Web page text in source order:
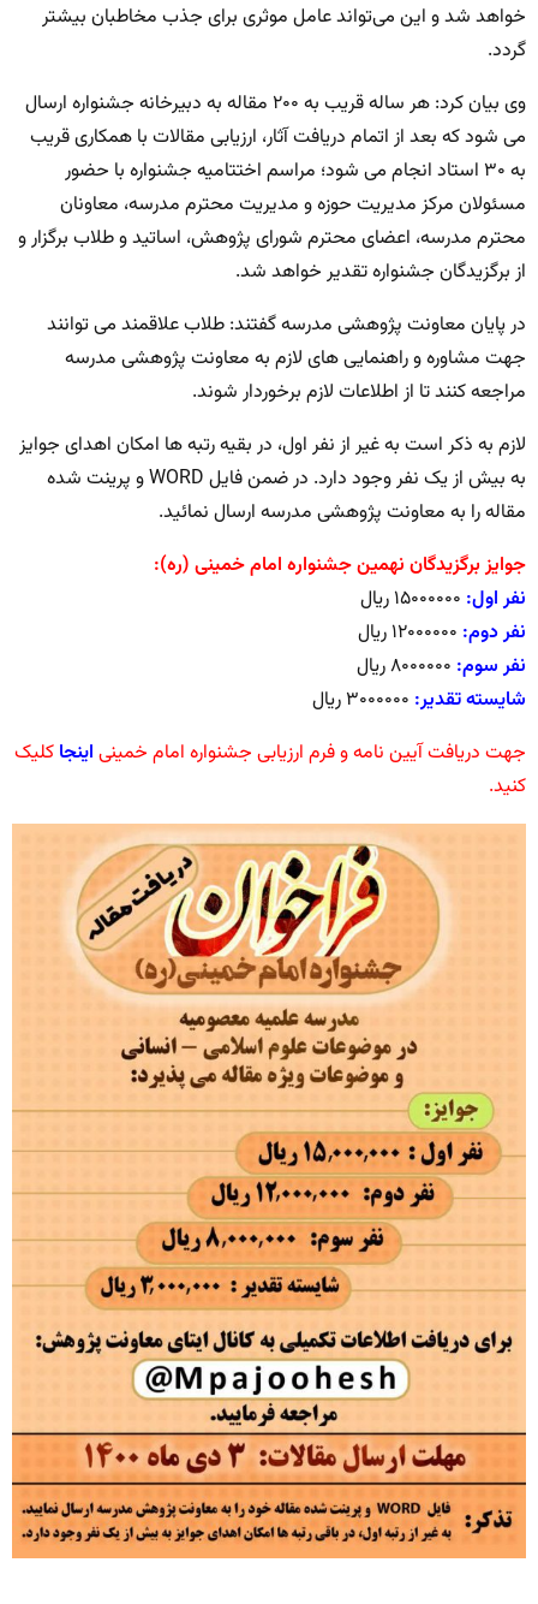
خواهد شد و این می‌تواند عامل موثری برای جذب مخاطبان بیشتر
گردد.
وی بیان کرد: هر ساله قریب به ۲۰۰ مقاله به دبیرخانه جشنواره ارسال
می شود که بعد از اتمام دریافت آثار، ارزیابی مقالات با همکاری قریب
به ۳۰ استاد انجام می شود؛ مراسم اختتامیه جشنواره با حضور
مسئولان مرکز مدیریت حوزه و مدیریت محترم مدرسه، معاونان
محترم مدرسه، اعضای محترم شورای پژوهش، اساتید و طلاب برگزار و
از برگزیدگان جشنواره تقدیر خواهد شد.
در پایان معاونت پژوهشی مدرسه گفتند: طلاب علاقمند می توانند
جهت مشاوره و راهنمایی های لازم به معاونت پژوهشی مدرسه
مراجعه کنند تا از اطلاعات لازم برخوردار شوند.
لازم به ذکر است به غیر از نفر اول، در بقیه رتبه ها امکان اهدای جوایز
به بیش از یک نفر وجود دارد. در ضمن فایل WORD و پرینت شده
مقاله را به معاونت پژوهشی مدرسه ارسال نمائید.
جوایز برگزیدگان نهمین جشنواره امام خمینی (ره):
نفر اول:
نفر دوم:
نفر سوم:
شایسته تقدیر:
جهت دریافت آیین نامه و فرم ارزیابی جشنواره امام خمینی اینجا کلیک
کنید.